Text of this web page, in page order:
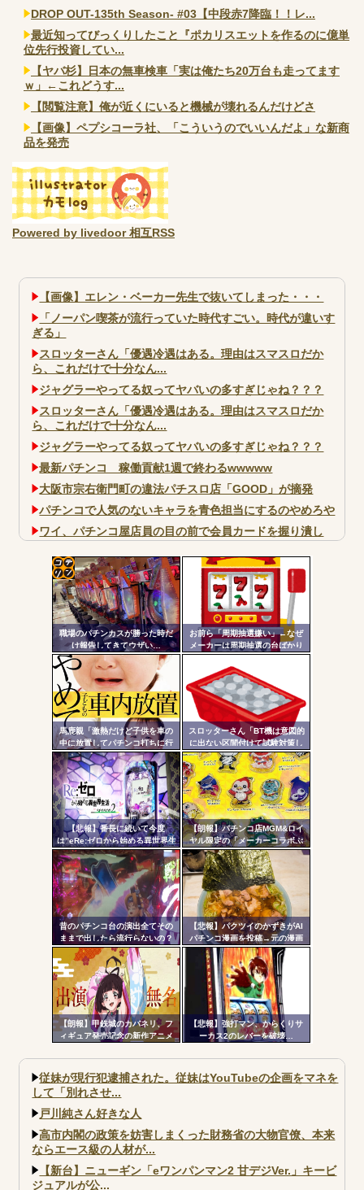
DROP OUT-135th Season- #03【中段赤7降臨！！レ...
最近知ってびっくりしたこと『ポカリスエットを作るのに億単
位先行投資してい...
【ヤバ杉】日本の無車検車「実は俺たち20万台も走ってます
ｗ」←これどうす...
【閲覧注意】俺が近くにいると機械が壊れるんだけどさ
【画像】ペプシコーラ社、「こういうのでいいんだよ」な新商
品を発売
Powered by livedoor 相互RSS
【画像】エレン・ベーカー先生で抜いてしまった・・・
「ノーパン喫茶が流行っていた時代すごい。時代が違いす
ぎる」
スロッターさん「優遇冷遇はある。理由はスマスロだか
ら、これだけで十分なん...
ジャグラーやってる奴ってヤバいの多すぎじゃね？？？
スロッターさん「優遇冷遇はある。理由はスマスロだか
ら、これだけで十分なん...
ジャグラーやってる奴ってヤバいの多すぎじゃね？？？
最新パチンコ 稼働貢献1週で終わるwwwww
大阪市宗右衛門町の違法パチスロ店「GOOD」が摘発
パチンコで人気のないキャラを青色担当にするのやめろや
ワイ、パチンコ屋店員の目の前で会員カードを握り潰し
無職のパチンコカス(22)なんやが、ワイの人生どれくらい
ヤバいか教えて？...
AngelBeats!とかいうクソアニメの思い出ｗｗｗ
Powered by livedoor 相互RSS
職場のパチンカスが勝った時だ
け報告してきてウザい…
お前ら「周期抽選嫌い」←なぜ
メーカーは周期抽選の台ばかり
出すんだ？
馬鹿親「激熱だけど子供を車の
中に放置してパチンコ打ちに行
きます」←これさぁ…
スロッターさん「BT機は意図的
に出ない区間付けて試験対策し
てそうな気がする」
【悲報】番長に続いて今度
は”eRe:ゼロから始める異世界生
活2”で不正基板が発見された模
様…関係者さん「中古購入は控
えた方がいいと思います」
【朗報】パチンコ店MGM&ロイ
ヤル限定の「メーカーコラボぷ
っくり3Dシール」が可愛いと話
題に！限定生産3000枚らしい
昔のパチンコ台の演出全てその
ままで出したら流行らないの？
【悲報】パクツイのかずきがAI
パチンコ漫画を投稿→元の漫画
を描いた原作者が降臨してしま
う
【朗報】甲鉄城のカバネリ、フ
ィギュア発売記念の新作アニメ
っっっっっっっっかｗｗｗ
【悲報】強打マン、からくりサ
ーカス2のレバーを破壊…
コテ
リン
- 固
定リ
ンク
自動
更新
ツー
ル
従妹が現行犯逮捕された。従妹はYouTubeの企画をマネを
して「別れさせ...
戸川純さん好きな人
高市内閣の政策を妨害しまくった財務省の大物官僚、本来
ならエース級の人材が...
【新台】ニューギン「eワンパンマン2 甘デジVer.」キービ
ジュアルが公...